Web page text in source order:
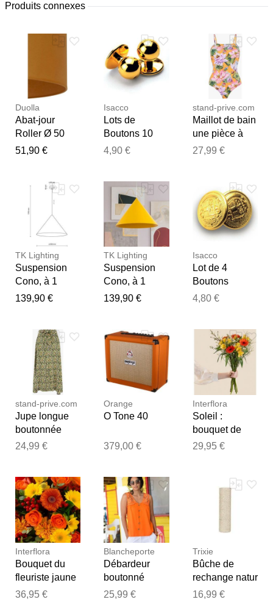
Produits connexes
Duolla
Abat-jour
Roller Ø 50
cm, jaune
Textile / Tissu /
51,90 €
Isacco
Lots de
Boutons 10
pièces Jaune
4,90 €
stand-prive.com
Maillot de bain
une pièce à
imprimé fleuri -
27,99 €
TK Lighting
Suspension
Cono, à 1
lampe, Ø 50
dimmable,
orange / jaune,
Salon / Salle à
manger, Métal,
Moderne
139,90 €
TK Lighting
Suspension
Cono, à 1
lampe, Ø 50
dimmable,
orange / jaune,
Salon / Salle à
manger, Métal,
Moderne
139,90 €
Isacco
Lot de 4
Boutons
Jumeaux
4,80 €
stand-prive.com
Jupe longue
boutonnée
imprimé fleuri -
24,99 €
Orange
O Tone 40
379,00 €
Interflora
Soleil :
bouquet de
fleurs jaunes
29,95 €
Interflora
Bouquet du
fleuriste jaune
orangé -
36,95 €
Blancheporte
Débardeur
boutonné
macramé -
25,99 €
Trixie
Bûche de
rechange natur
Ø 11 cm 40 cm
16,99 €
examiner vos commentaires
avant de les publier.